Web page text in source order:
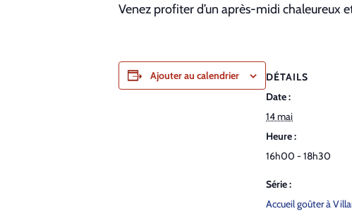
Venez profiter d’un après-midi chaleureux
Ajouter au calendrier
DÉTAILS
Date :
14 mai
Heure :
16h00 - 18h30
Série :
Accueil goûter à